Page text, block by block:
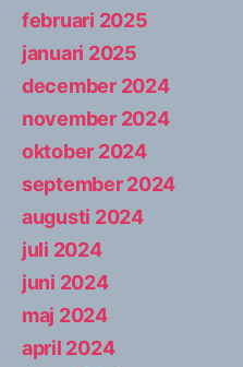
februari 2025
januari 2025
december 2024
november 2024
oktober 2024
september 2024
augusti 2024
juli 2024
juni 2024
maj 2024
april 2024